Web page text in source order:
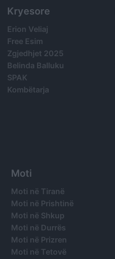
Kryesore
Erion Veliaj
Free Esim
Zgjedhjet 2025
Belinda Balluku
SPAK
Kombëtarja
Moti
Moti në Tiranë
Moti në Prishtinë
Moti në Shkup
Moti në Durrës
Moti në Prizren
Moti në Tetovë